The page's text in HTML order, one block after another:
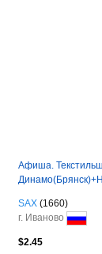
Афиша.
SAX (1660)
г. Иваново
$2.45